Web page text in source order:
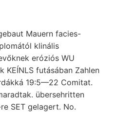
Mauern facies-
klinális
eróziós WU
KEÍNLS futásában Zahlen
19:5—22 Comitat.
übersehritten